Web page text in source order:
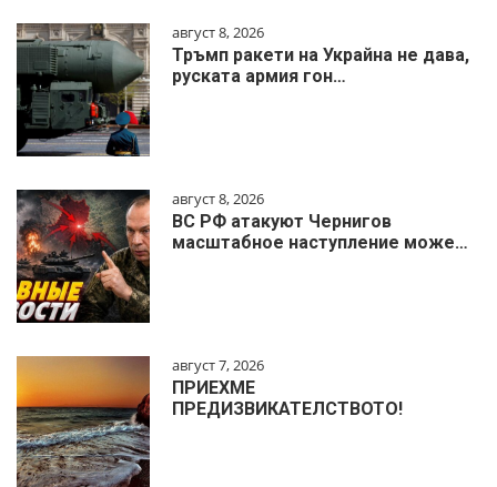
август 8, 2026
Тръмп ракети на Украйна не дава,
руската армия гон…
август 8, 2026
ВС РФ атакуют Чернигов
масштабное наступление може…
август 7, 2026
ПРИЕХМЕ
ПРЕДИЗВИКАТЕЛСТВОТО!